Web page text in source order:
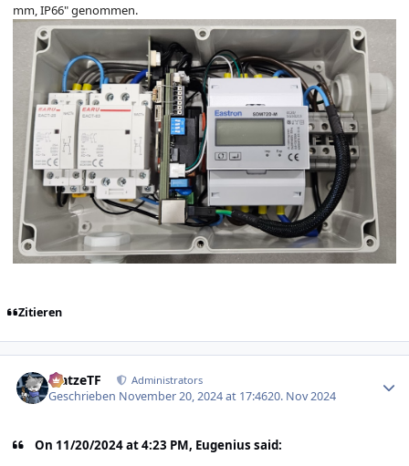
mm, IP66" genommen.
Zitieren
MatzeTF Administrators
Geschrieben November 20, 2024 at 17:4620. Nov 2024
On 11/20/2024 at 4:23 PM, Eugenius said: